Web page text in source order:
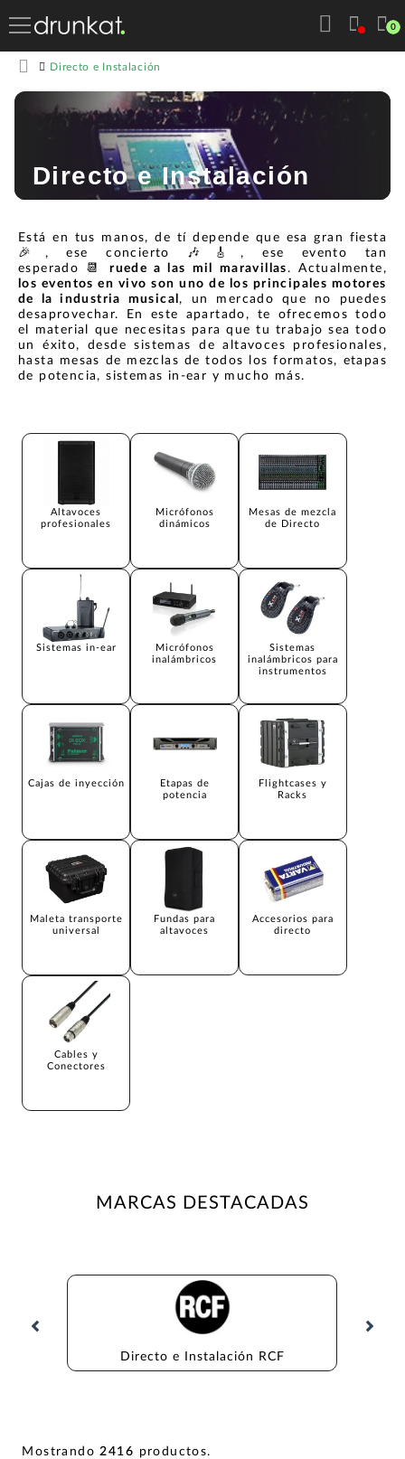
0
Directo e Instalación
Directo e Instalación
Está en tus manos, de tí depende que esa gran fiesta
🎉, ese concierto 🎶🎸, ese evento tan
esperado 📆ruede a las mil maravillas. Actualmente,
los eventos en vivo son uno de los principales motores
de la industria musical, un mercado que no puedes
desaprovechar. En este apartado, te ofrecemos todo
el material que necesitas para que tu trabajo sea todo
un éxito, desde sistemas de altavoces profesionales,
hasta mesas de mezclas de todos los formatos, etapas
de potencia, sistemas in-ear y mucho más.
Altavoces
profesionales
Micrófonos
dinámicos
Mesas de mezcla
de Directo
Sistemas in-ear
Micrófonos
inalámbricos
Sistemas
inalámbricos para
instrumentos
Cajas de inyección
Etapas de
potencia
Flightcases y
Racks
Maleta transporte
universal
Fundas para
altavoces
Accesorios para
directo
Cables y
Conectores
MARCAS DESTACADAS
Directo e Instalación RCF
Mostrando2416 productos.